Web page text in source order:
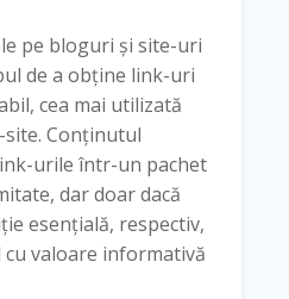
pe bloguri și site-uri
de a obține link-uri
cea mai utilizată
site. Conținutul
urile într-un pachet
dar doar dacă
esențială, respectiv,
valoare informativă